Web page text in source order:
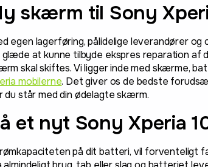
skærm til Sony
egen lagerføring, pålidelige leverandører
glæde at kunne tilbyde ekspres reparation af
skal skiftes. Vi ligger inde med skærme,
mobilerne. Det giver os de bedste
du står med din ødelagte skærm.
et nyt Sony Xperia
på dit batteri, vil forventeligt